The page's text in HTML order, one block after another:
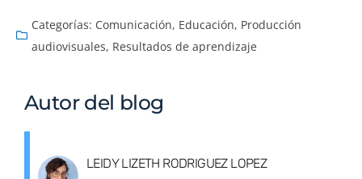
Categorías: Comunicación, Educación, Producción
audiovisuales, Resultados de aprendizaje
Autor del blog
LEIDY LIZETH RODRIGUEZ LOPEZ